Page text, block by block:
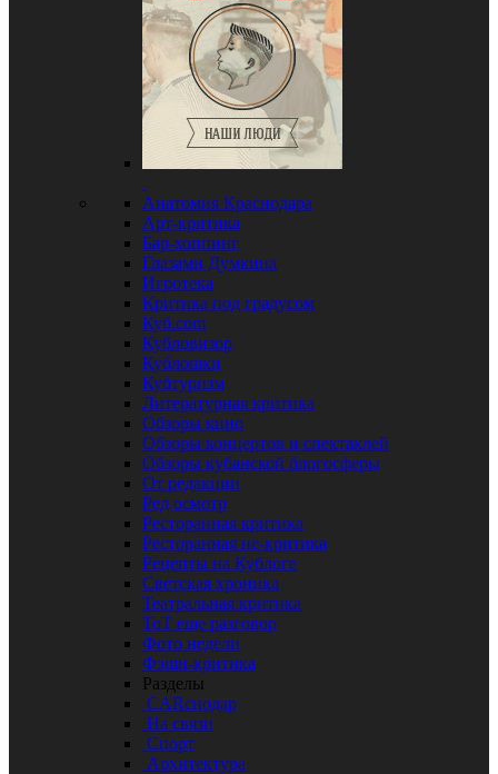
Анатомия Краснодара
Арт-критика
Бар-хоппинг
Глазами Думкина
Игротека
Критика под градусом
Куб.com
Кубловизор
Кублошки
Кубтуризм
Литературная критика
Обзоры кино
Обзоры концертов и спектаклей
Обзоры кубанской блогосферы
От редакции
Ред осмотр
Ресторанная критика
Ресторанная не-критика
Рецепты на Кублоге
Светская хроника
Театральная критика
ТоТ еще разговор
Фото недели
Фэшн-критика
Разделы
CARснодар
На связи
Спорт
Архитектура